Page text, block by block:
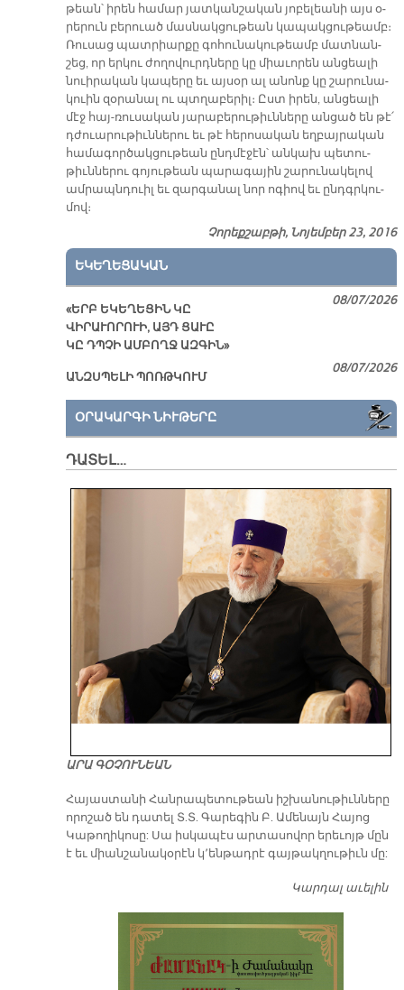
թեան՝ ի­րեն հա­մար յատ­կան­շա­կան յո­բե­լեա­նի այս օ­
րե­րուն բե­րուած մաս­նակ­ցու­թեան կա­պակ­ցու­թեամբ։
Ռու­սաց պատ­րիար­քը գո­հու­նա­կու­թեամբ մատ­նան­
շեց, որ եր­կու ժո­ղո­վուրդ­նե­րը կը միա­ւո­րեն ան­ցեա­լի
նուի­րա­կան կա­պե­րը եւ այ­սօր ալ ա­նոնք կը շա­րու­նա­
կուին զօ­րա­նալ ու պտղա­բե­րիլ։ Ըստ ի­րեն, ան­ցեա­լի
մէջ հայ-ռու­սա­կան յա­րա­բե­րու­թիւն­նե­րը ան­ցած են թէ՛
դժուա­րու­թիւն­նե­րու եւ թէ հե­րո­սա­կան եղ­բայ­րա­կան
հա­մա­գոր­ծակ­ցու­թեան ընդ­մէ­ջէն՝ ան­կախ պե­տու­
թիւն­նե­րու գո­յու­թեան պա­րա­գա­յին շա­րու­նա­կե­լով
ամ­րապն­դուիլ եւ զար­գա­նալ նոր ո­գիով եւ ընդգր­կու­
մով։
Չորեքշաբթի, Նոյեմբեր 23, 2016
ԵԿԵՂԵՑԱԿԱՆ
«ԵՐԲ ԵԿԵՂԵՑԻՆ ԿԸ
ՎԻՐԱՒՈՐՈՒԻ, ԱՅԴ ՑԱՒԸ
ԿԸ ԴՊՉԻ ԱՄԲՈՂՋ ԱԶԳԻՆ»
08/07/2026
ԱՆԶՍՊԵԼԻ ՊՈՌԹԿՈՒՄ
08/07/2026
ՕՐԱԿԱՐԳԻ ՆԻՒԹԵՐԸ
ԴԱՏԵԼ…
ԱՐԱ ԳՕՉՈՒՆԵԱՆ
​Հայաստանի Հանրապետութեան իշխանութիւնները
որոշած են դատել Տ.Տ. Գարեգին Բ. Ամենայն Հայոց
Կաթողիկոսը: Սա իսկապէս արտասովոր երեւոյթ մըն
է եւ միանշանակօրէն կ՚ենթադրէ գայթակղութիւն մը:
Կարդալ աւելին